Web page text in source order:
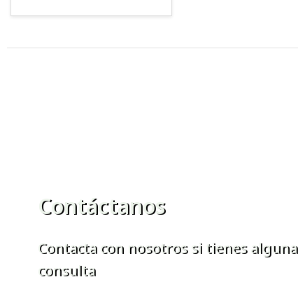
Contáctanos
Contacta con nosotros si tienes alguna
consulta